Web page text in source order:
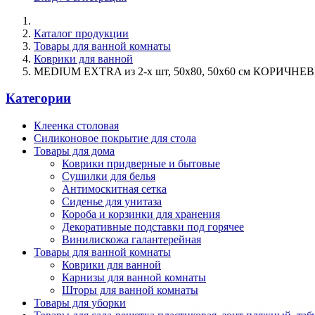
Каталог продукции
Товары для ванной комнаты
Коврики для ванной
MEDIUM EXTRA из 2-х шт, 50х80, 50х60 см
Категории
Клеенка столовая
Силиконовое покрытие для стола
Товары для дома
Коврики придверные и бытовые
Сушилки для белья
Антимоскитная сетка
Сиденье для унитаза
Короба и корзинки для хранения
Декоративные подставки под горячее
Винилискожа галантерейная
Товары для ванной комнаты
Коврики для ванной
Карнизы для ванной комнаты
Шторы для ванной комнаты
Товары для уборки